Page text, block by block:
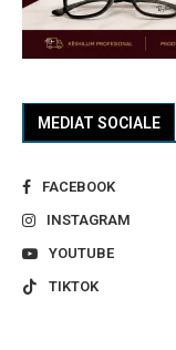
MEDIAT SOCIALE
FACEBOOK
INSTAGRAM
YOUTUBE
TIKTOK